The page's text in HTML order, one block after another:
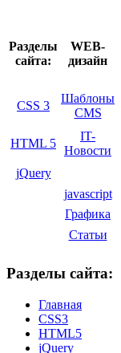
Разделы
сайта:
WEB-
дизайн
CSS 3
Шаблоны
CMS
HTML 5
IT-
Новости
jQuery
javascript
Графика
Статьи
Разделы сайта:
Главная
CSS3
HTML5
jQuery